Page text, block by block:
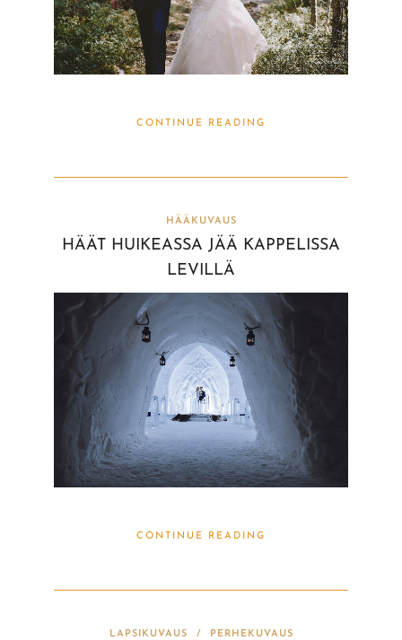
CONTINUE READING
HÄÄKUVAUS
HÄÄT HUIKEASSA JÄÄ KAPPELISSA
LEVILLÄ
CONTINUE READING
LAPSIKUVAUS / PERHEKUVAUS